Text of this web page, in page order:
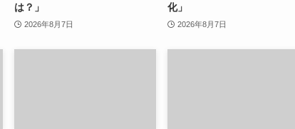
は？」
2026年8月7日
化」
2026年8月7日